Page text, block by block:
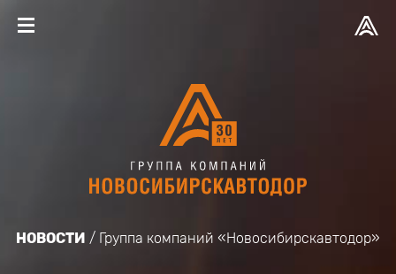
НОВОСТИ Группа компаний «Новосибирскавтодор»